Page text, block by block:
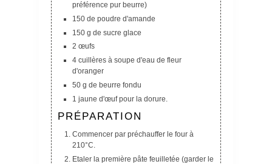
préférence pur beurre)
150 de poudre d'amande
150 g de sucre glace
2 œufs
4 cuillères à soupe d'eau de fleur
d'oranger
50 g de beurre fondu
1 jaune d'œuf pour la dorure.
PRÉPARATION
Commencer par préchauffer le four à
210°C.
Etaler la première pâte feuilletée (garder le